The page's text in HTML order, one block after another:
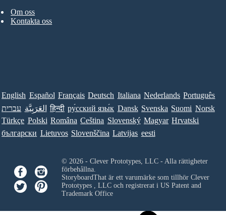
Om oss
Kontakta oss
English Español Français Deutsch Italiana Nederlands Português
עברית العَرَبِيَّة हिन्दी ру́сский язы́к Dansk Svenska Suomi Norsk
Türkçe Polski Româna Ceština Slovenský Magyar Hrvatski
български Lietuvos Slovenščina Latvijas eesti
© 2026 - Clever Prototypes, LLC - Alla rättigheter
förbehållna.
StoryboardThat är ett varumärke som tillhör Clever
Prototypes , LLCoch registrerat i US Patent and
Trademark Office